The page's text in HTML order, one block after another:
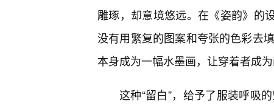
雕琢，却意境悠远。在《姿韵》的
没有用繁复的图案和夸张的色彩去
本身成为一幅水墨画，让穿着者成为
这种“留白”，给予了服装呼吸